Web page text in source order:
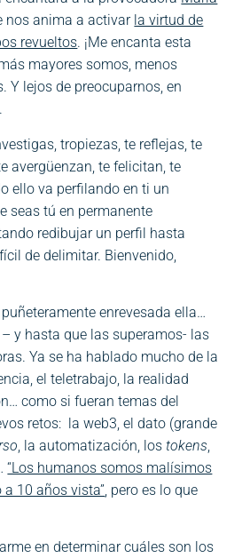
nos anima a activar la virtud de
revueltos. ¡Me encanta esta
mayores somos, menos
Y lejos de preocuparnos, en
tropiezas, te reflejas, te
avergüenzan, te felicitan, te
ello va perfilando en ti un
seas tú en permanente
redibujar un perfil hasta
de delimitar. Bienvenido,
enrevesada ella…
y hasta que las superamos- las
Ya se ha hablado mucho de la
el teletrabajo, la realidad
como si fueran temas del
retos: la web3, el dato (grande
, la automatización, lostokens,
“Los humanos somos malísimos
10 años vista”, pero es lo que
en determinar cuáles son los